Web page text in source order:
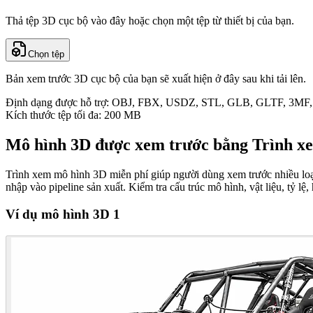
Thả tệp 3D cục bộ vào đây hoặc chọn một tệp từ thiết bị của bạn.
Chọn tệp
Bản xem trước 3D cục bộ của bạn sẽ xuất hiện ở đây sau khi tải lên.
Định dạng được hỗ trợ: OBJ, FBX, USDZ, STL, GLB, GLTF,
Kích thước tệp tối đa: 200 MB
Mô hình 3D được xem trước bằng Trình
Trình xem mô hình 3D miễn phí giúp người dùng xem trước nhiều
nhập vào pipeline sản xuất. Kiểm tra cấu trúc mô hình, vật liệu, tỷ
Ví dụ mô hình 3D 1